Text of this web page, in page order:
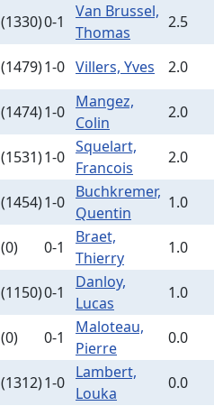
(1330)0-1
Van Brussel,
Thomas
2.5
(1479)1-0 Villers, Yves 2.0
(1474)1-0
Mangez,
Colin
2.0
(1531)1-0
Squelart,
Francois
2.0
(1454)1-0
Buchkremer,
Quentin
1.0
(0) 0-1
Braet,
Thierry
1.0
(1150)0-1
Danloy,
Lucas
1.0
(0) 0-1
Maloteau,
Pierre
0.0
(1312)1-0
Lambert,
Louka
0.0